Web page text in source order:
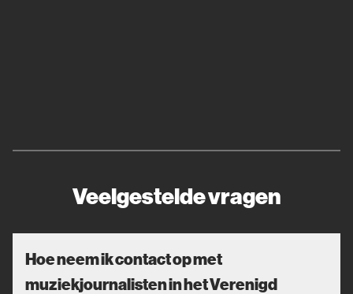
Veelgestelde vragen
Hoe neem ik contact op met
muziekjournalisten in het Verenigd